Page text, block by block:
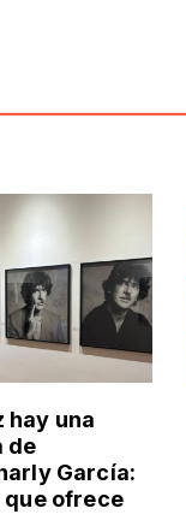
hay una
de
García:
ofrece